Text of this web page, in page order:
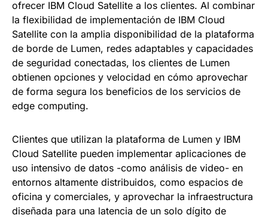
ofrecer IBM Cloud Satellite a los clientes. Al combinar
la flexibilidad de implementación de IBM Cloud
Satellite con la amplia disponibilidad de la plataforma
de borde de Lumen, redes adaptables y capacidades
de seguridad conectadas, los clientes de Lumen
obtienen opciones y velocidad en cómo aprovechar
de forma segura los beneficios de los servicios de
edge computing.
Clientes que utilizan la plataforma de Lumen y IBM
Cloud Satellite pueden implementar aplicaciones de
uso intensivo de datos -como análisis de video- en
entornos altamente distribuidos, como espacios de
oficina y comerciales, y aprovechar la infraestructura
diseñada para una latencia de un solo dígito de